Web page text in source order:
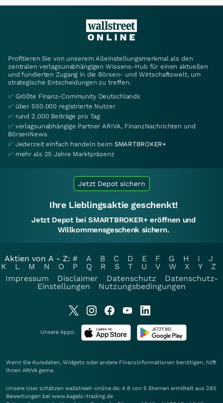
Profitieren Sie von unserem Alleinstellungsmerkmal als den
zentralen verlagsunabhängigen Wissens-Hub für einen aktuellen
und fundierten Zugang in die Börsen- und Wirtschaftswelt, um
strategische Entscheidungen zu treffen.
✅ Größte Finanz-Community Deutschlands
✅ über 550.000 registrierte Nutzer
✅ rund 2.000 Beiträge pro Tag
✅ verlagsunabhängige Partner ARIVA, FinanzNachrichten und
BörsenNews
✅ Jederzeit einfach handeln beim SMARTBROKER+
✅ mehr als 25 Jahre Marktpräsenz
Jetzt Depot sichern
Ihre Lieblingsaktie geschenkt!
Jetzt Depot bei SMARTBROKER+ eröffnen und
Willkommensgeschenk sichern.
Aktien von A - Z: # A B C D E F G H I
J
K
L M N O P Q R S T U V W X Y
Z
Impressum
Disclaimer Datenschutz
Datenschutz-
Einstellungen
Nutzungsbedingungen
Unsere Apps:
Wenn Sie Kursdaten, Widgets oder andere Finanzinformationen benötigen, hilft
Ihnen ARIVA gerne.
Unsere User schätzen wallstreet-online.de: 4.8 von 5 Sternen ermittelt aus 285
Bewertungen bei www.kagels-trading.de